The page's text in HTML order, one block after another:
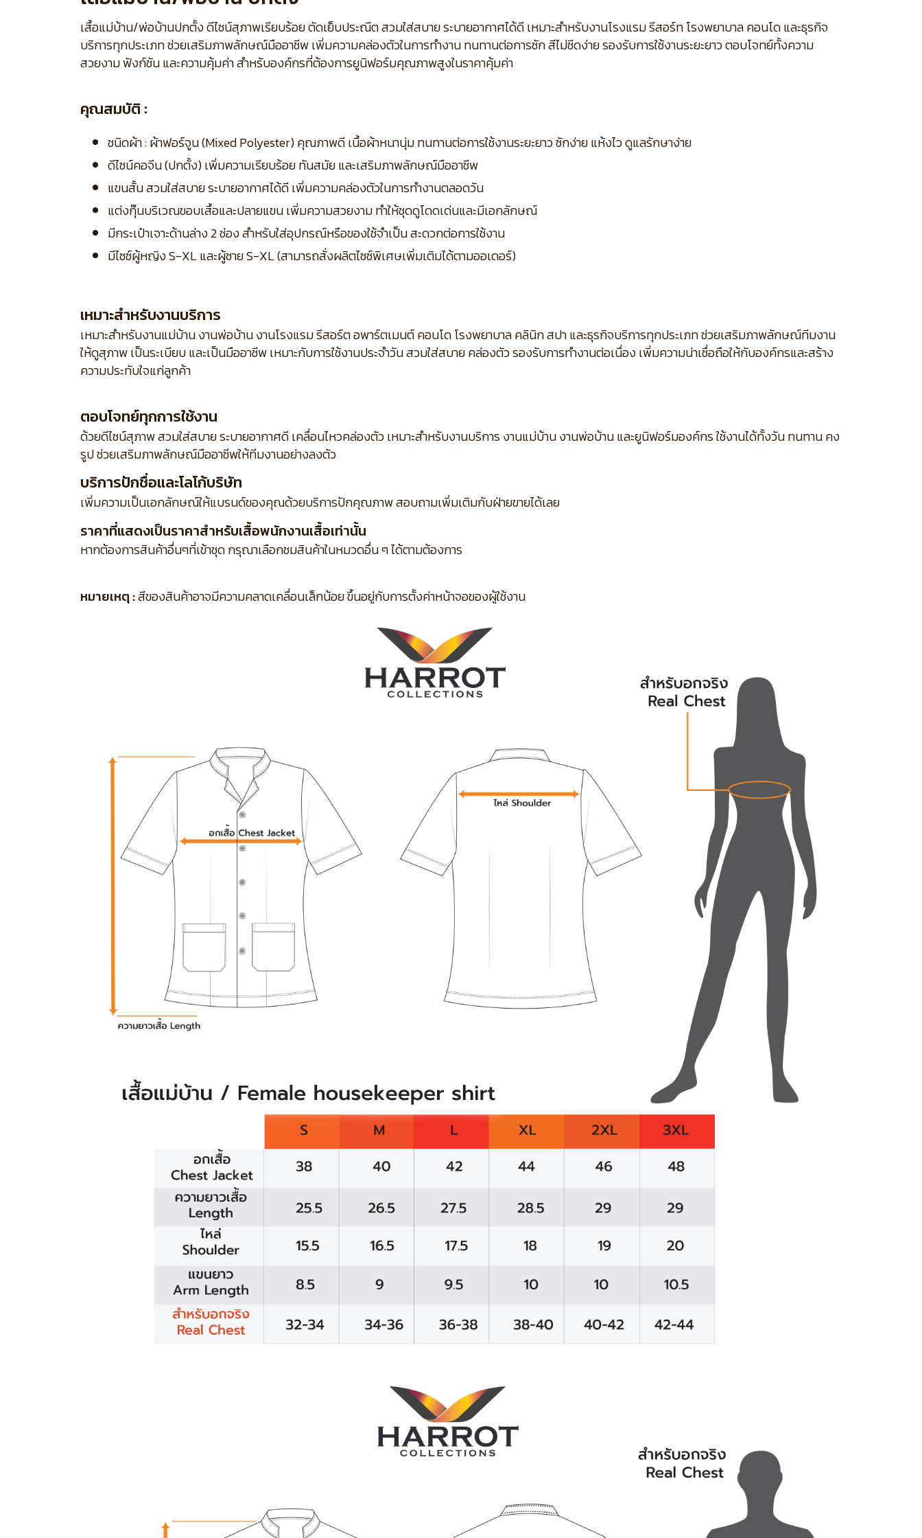
เสื้อแม่บ้าน/พ่อบ้านปกตั้ง ดีไซน์สุภาพเรียบร้อย ตัดเย็บประณีต สวมใส่สบาย ระบายอากาศได้ดี เหมาะสำหรับงานโรงแรม รีสอร์ท โรงพยาบาล คอนโด และธุรกิจ
บริการทุกประเภท ช่วยเสริมภาพลักษณ์มืออาชีพ เพิ่มความคล่องตัวในการทำงาน ทนทานต่อการซัก สีไม่ซีดง่าย รองรับการใช้งานระยะยาว ตอบโจทย์ทั้งความ
สวยงาม ฟังก์ชัน และความคุ้มค่า สำหรับองค์กรที่ต้องการยูนิฟอร์มคุณภาพสูงในราคาคุ้มค่า
คุณสมบัติ :
ชนิดผ้า : ผ้าฟอร์จูน (Mixed Polyester) คุณภาพดี เนื้อผ้าหนานุ่ม ทนทานต่อการใช้งานระยะยาว ซักง่าย แห้งไว ดูแลรักษาง่าย
ดีไซน์คอจีน (ปกตั้ง) เพิ่มความเรียบร้อย ทันสมัย และเสริมภาพลักษณ์มืออาชีพ
แขนสั้น สวมใส่สบาย ระบายอากาศได้ดี เพิ่มความคล่องตัวในการทำงานตลอดวัน
แต่งกุ๊นบริเวณขอบเสื้อและปลายแขน เพิ่มความสวยงาม ทำให้ชุดดูโดดเด่นและมีเอกลักษณ์
มีกระเป๋าเจาะด้านล่าง 2 ช่อง สำหรับใส่อุปกรณ์หรือของใช้จำเป็น สะดวกต่อการใช้งาน
มีไซซ์ผู้หญิง S-XL และผู้ชาย S-XL (สามารถสั่งผลิตไซซ์พิเศษเพิ่มเติมได้ตามออเดอร์)
เหมาะสำหรับงานบริการ
เหมาะสำหรับงานแม่บ้าน งานพ่อบ้าน งานโรงแรม รีสอร์ต อพาร์ตเมนต์ คอนโด โรงพยาบาล คลินิก สปา และธุรกิจบริการทุกประเภท ช่วยเสริมภาพลักษณ์ทีมงาน
ให้ดูสุภาพ เป็นระเบียบ และเป็นมืออาชีพ เหมาะกับการใช้งานประจำวัน สวมใส่สบาย คล่องตัว รองรับการทำงานต่อเนื่อง เพิ่มความน่าเชื่อถือให้กับองค์กรและสร้าง
ความประทับใจแก่ลูกค้า
ตอบโจทย์ทุกการใช้งาน
ด้วยดีไซน์สุภาพ สวมใส่สบาย ระบายอากาศดี เคลื่อนไหวคล่องตัว เหมาะสำหรับงานบริการ งานแม่บ้าน งานพ่อบ้าน และยูนิฟอร์มองค์กร ใช้งานได้ทั้งวัน ทนทาน คง
รูป ช่วยเสริมภาพลักษณ์มืออาชีพให้ทีมงานอย่างลงตัว
บริการปักชื่อและโลโก้บริษัท
เพิ่มความเป็นเอกลักษณ์ให้แบรนด์ของคุณด้วยบริการปักคุณภาพ สอบถามเพิ่มเติมกับฝ่ายขายได้เลย
ราคาที่แสดงเป็นราคาสำหรับเสื้อพนักงานเสื้อเท่านั้น
หากต้องการสินค้าอื่นๆที่เข้าชุด กรุณาเลือกชมสินค้าในหมวดอื่น ๆ ได้ตามต้องการ
หมายเหตุ :สีของสินค้าอาจมีความคลาดเคลื่อนเล็กน้อย ขึ้นอยู่กับการตั้งค่าหน้าจอของผู้ใช้งาน